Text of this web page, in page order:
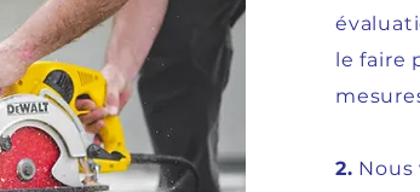
le faire
2. Nous